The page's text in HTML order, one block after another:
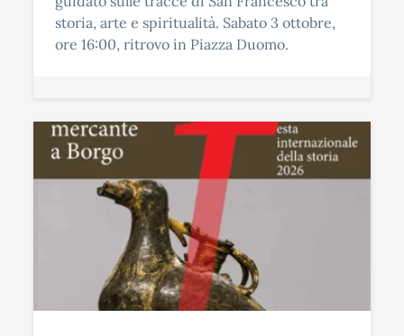
storia, arte e spiritualità. Sabato 3 ottobre,
ore 16:00, ritrovo in Piazza Duomo.